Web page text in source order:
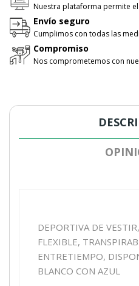
Nuestra plataforma permite
Envío seguro
Cumplimos con todas las
Compromiso
Nos comprometemos con
DEPORTIVA DE
FLEXIBLE,
ENTRETIEMPO,
BLANCO CON AZUL